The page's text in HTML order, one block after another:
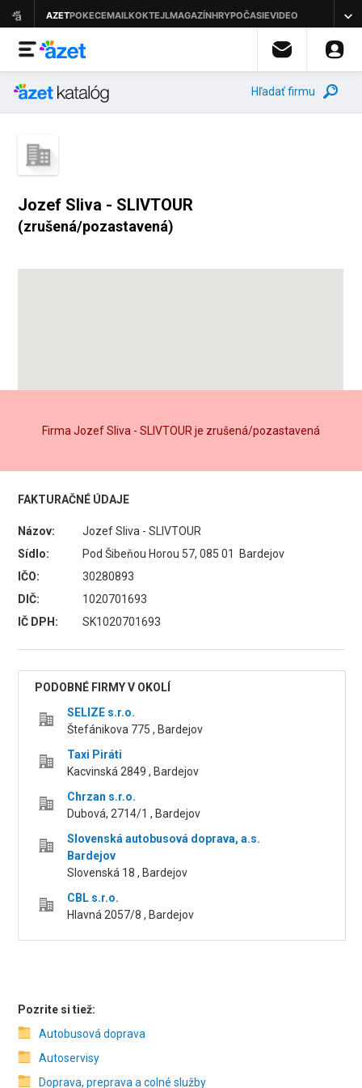
Hľadať firmu
Jozef Sliva - SLIVTOUR
(zrušená/pozastavená)
Firma Jozef Sliva - SLIVTOUR je zrušená/pozastavená
FAKTURAČNÉ ÚDAJE
Názov:
Jozef Sliva - SLIVTOUR
Sídlo:
Pod Šibeňou Horou 57, 085 01 Bardejov
IČO:
30280893
DIČ:
1020701693
IČ DPH:
SK1020701693
PODOBNÉ FIRMY V OKOLÍ
SELIZE s.r.o.
Štefánikova 775 , Bardejov
Taxi Piráti
Kacvinská 2849 , Bardejov
Chrzan s.r.o.
Dubová, 2714/1 , Bardejov
Slovenská autobusová doprava, a.s.
Bardejov
Slovenská 18 , Bardejov
CBL s.r.o.
Hlavná 2057/8 , Bardejov
Pozrite si tiež:
Autobusová doprava
Autoservisy
Doprava, preprava a colné služby